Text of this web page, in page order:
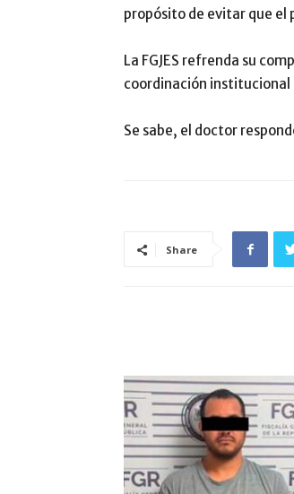
propósito de evitar que el
La FGJES refrenda su
coordinación institucional
Se sabe, el doctor
Share